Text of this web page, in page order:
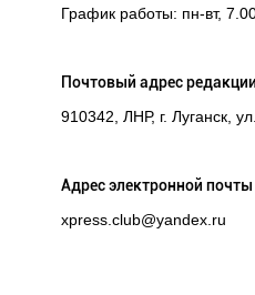
График работы: пн-вт,
Почтовый адрес
910342, ЛНР, г. Луганск,
Адрес электронной почты
xpress.club@yandex.ru